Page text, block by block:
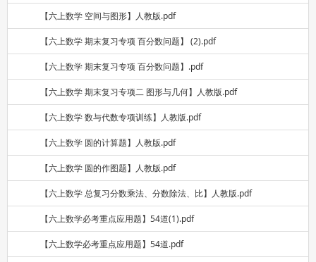
【六上数学 空间与图形】人教版.pdf
【六上数学 期末复习专项 百分数问题】 (2).pdf
【六上数学 期末复习专项 百分数问题】.pdf
【六上数学 期末复习专项二 图形与几何】人教版.pdf
【六上数学 数与代数专项训练】人教版.pdf
【六上数学 圆的计算题】人教版.pdf
【六上数学 圆的作图题】人教版.pdf
【六上数学 总复习分数乘法、分数除法、比】人教版.pdf
【六上数学必考重点应用题】54道(1).pdf
【六上数学必考重点应用题】54道.pdf